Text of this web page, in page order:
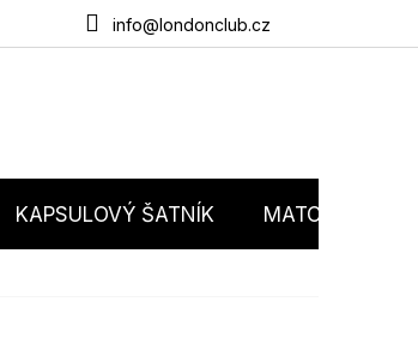
info@londonclub.cz
Obchodné podmienky Podmienky ochrany
KAPSULOVÝ ŠATNÍK MATCHY